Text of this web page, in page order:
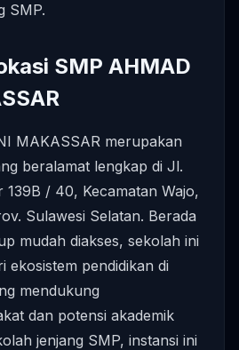
SMP.
SMP AHMAD
MAKASSAR merupakan
beralamat lengkap di Jl.
139B / 40, Kecamatan Wajo,
Sulawesi Selatan. Berada
mudah diakses, sekolah ini
ekosistem pendidikan di
mendukung
dan potensi akademik
jenjang SMP, instansi ini